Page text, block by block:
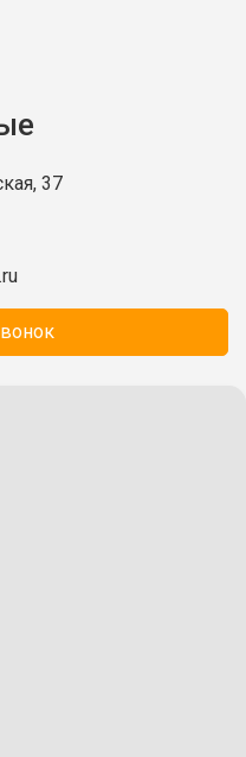
37